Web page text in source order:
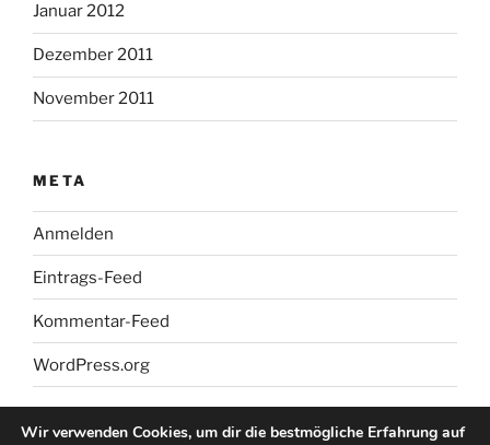
Januar 2012
Dezember 2011
November 2011
META
Anmelden
Eintrags-Feed
Kommentar-Feed
WordPress.org
Wir verwenden Cookies, um dir die bestmögliche Erfahrung auf